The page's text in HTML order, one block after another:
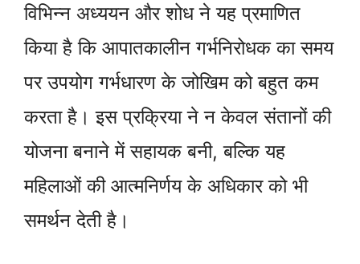
विभिन्न अध्ययन और शोध ने यह प्रमाणित
किया है कि आपातकालीन गर्भनिरोधक का समय
पर उपयोग गर्भधारण के जोखिम को बहुत कम
करता है। इस प्रक्रिया ने न केवल संतानों की
योजना बनाने में सहायक बनी, बल्कि यह
महिलाओं की आत्मनिर्णय के अधिकार को भी
समर्थन देती है।